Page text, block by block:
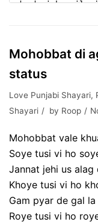
Mohobbat di
status
Love Punjabi Shayari,
Shayari
by Roop
Mohobbat vale
Soye tusi vi ho
Jannat jehi us alag
Khoye tusi vi ho
Gam pyar de gal
Roye tusi vi ho